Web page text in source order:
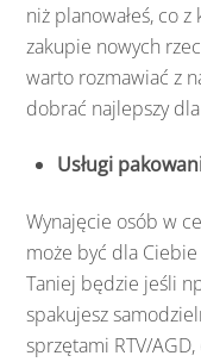
niż planowałeś, co
zakupie nowych
warto rozmawiać z
dobrać najlepszy
Usługi
Wynajęcie osób w
może być dla
Taniej będzie jeśli
spakujesz
sprzętami RTV/